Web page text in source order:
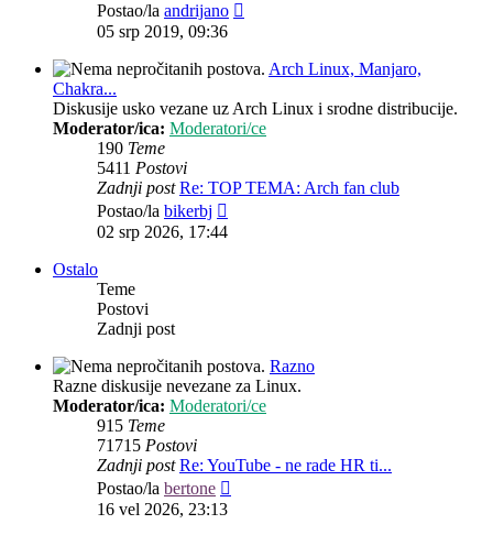
Postao/la andrijano
05 srp 2019, 09:36
Arch Linux, Manjaro,
Chakra...
Diskusije usko vezane uz Arch Linux i srodne distribucije.
Moderator/ica: Moderatori/ce
190 Teme
5411 Postovi
Zadnji post Re: TOP TEMA: Arch fan club
Postao/la bikerbj
02 srp 2026, 17:44
Ostalo
Teme
Postovi
Zadnji post
Razno
Razne diskusije nevezane za Linux.
Moderator/ica: Moderatori/ce
915 Teme
71715 Postovi
Zadnji post Re: YouTube - ne rade HR ti...
Postao/la bertone
16 vel 2026, 23:13